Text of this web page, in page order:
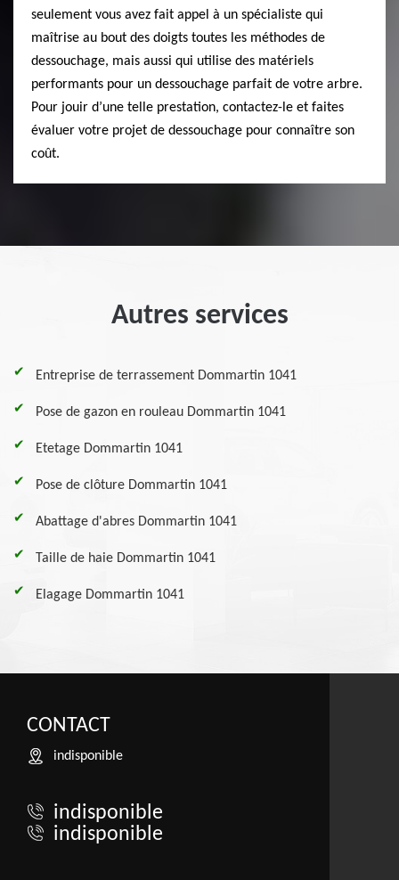
seulement vous avez fait appel à un spécialiste qui
maîtrise au bout des doigts toutes les méthodes de
dessouchage, mais aussi qui utilise des matériels
performants pour un dessouchage parfait de votre arbre.
Pour jouir d’une telle prestation, contactez-le et faites
évaluer votre projet de dessouchage pour connaître son
coût.
Autres services
Entreprise de terrassement Dommartin 1041
Pose de gazon en rouleau Dommartin 1041
Etetage Dommartin 1041
Pose de clôture Dommartin 1041
Abattage d'abres Dommartin 1041
Taille de haie Dommartin 1041
Elagage Dommartin 1041
CONTACT
indisponible
indisponible
indisponible